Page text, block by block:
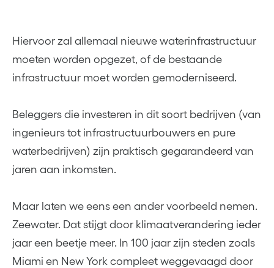
Hiervoor zal allemaal nieuwe waterinfrastructuur
moeten worden opgezet, of de bestaande
infrastructuur moet worden gemoderniseerd.
Beleggers die investeren in dit soort bedrijven (van
ingenieurs tot infrastructuurbouwers en pure
waterbedrijven) zijn praktisch gegarandeerd van
jaren aan inkomsten.
Maar laten we eens een ander voorbeeld nemen.
Zeewater. Dat stijgt door klimaatverandering ieder
jaar een beetje meer. In 100 jaar zijn steden zoals
Miami en New York compleet weggevaagd door